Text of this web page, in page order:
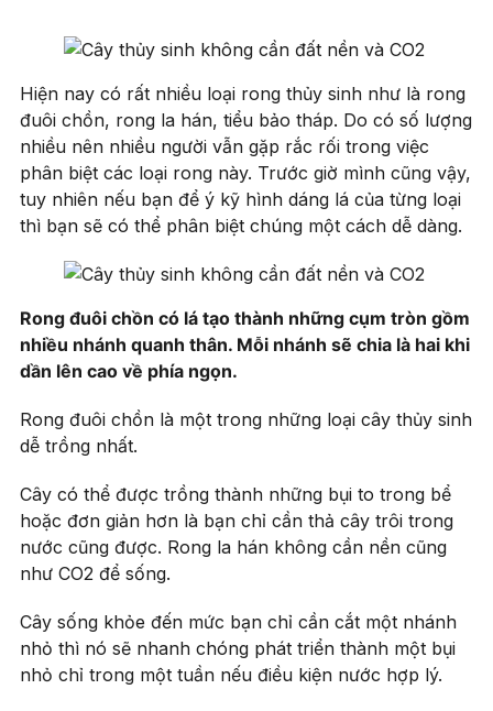
Hiện nay có rất nhiều loại rong thủy sinh như là rong
đuôi chồn, rong la hán, tiểu bảo tháp. Do có số lượng
nhiều nên nhiều người vẫn gặp rắc rối trong việc
phân biệt các loại rong này. Trước giờ mình cũng vậy,
tuy nhiên nếu bạn để ý kỹ hình dáng lá của từng loại
thì bạn sẽ có thể phân biệt chúng một cách dễ dàng.
Rong đuôi chồn có lá tạo thành những cụm tròn gồm
nhiều nhánh quanh thân. Mỗi nhánh sẽ chia là hai khi
dần lên cao về phía ngọn.
Rong đuôi chồn là một trong những loại cây thủy sinh
dễ trồng nhất.
Cây có thể được trồng thành những bụi to trong bể
hoặc đơn giản hơn là bạn chỉ cần thả cây trôi trong
nước cũng được. Rong la hán không cần nền cũng
như CO2 để sống.
Cây sống khỏe đến mức bạn chỉ cần cắt một nhánh
nhỏ thì nó sẽ nhanh chóng phát triển thành một bụi
nhỏ chỉ trong một tuần nếu điều kiện nước hợp lý.